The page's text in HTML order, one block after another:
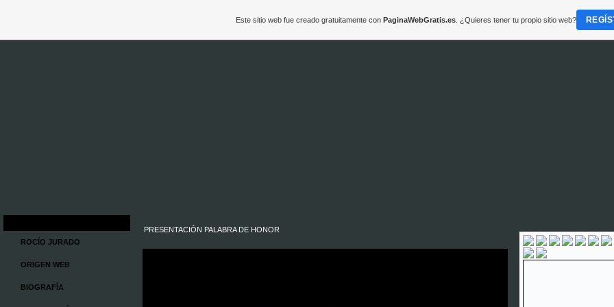
ROCÍO JURADO
ORIGEN WEB
BIOGRAFÍA
PRESENTACIÓN PALABRA DE HONOR
Este sitio web fue creado gratuitamente con PaginaWebGratis.es. ¿Quieres tener tu propio sitio web?